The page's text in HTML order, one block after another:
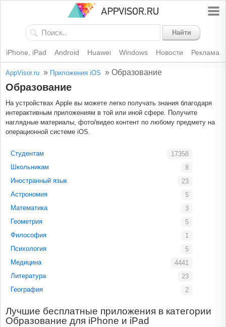
Найти
iPhone, iPad Android Huawei Windows Новости Реклама
AppVisor.ru » Приложения iOS » Образование
Образование
На устройствах Apple вы можете легко получать знания благодаря
интерактивным приложениям в той или иной сфере. Получите
наглядные материалы, фото/видео контент по любому предмету на
операционной системе iOS.
Студентам
17358
Школьникам
8
Иностранный язык
23
Астрономия
5
Математика
3
Геометрия
5
Философия
1
Психология
5
Медицина
4441
Литература
23
География
2
Лучшие бесплатные приложения в категории
Образование для iPhone и iPad